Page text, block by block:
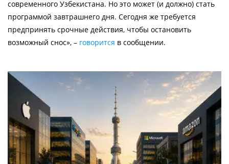
современного Узбекистана. Но это может (и должно) стать
программой завтрашнего дня. Сегодня же требуется
предпринять срочные действия, чтобы остановить
возможный снос», – говорится в сообщении.